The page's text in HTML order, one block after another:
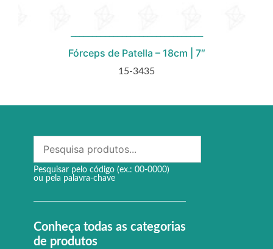
Fórceps de Patella – 18cm | 7″
15-3435
Pesquisar pelo código (ex.: 00-0000)
ou pela palavra-chave
Conheça todas as categorias
de produtos